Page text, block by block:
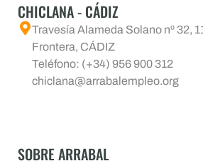
CHICLANA - CÁDIZ
Travesía Alameda Solano nº 32,
Frontera, CÁDIZ
Teléfono: (+34) 956 900 312
chiclana@arrabalempleo.org
SOBRE ARRABAL